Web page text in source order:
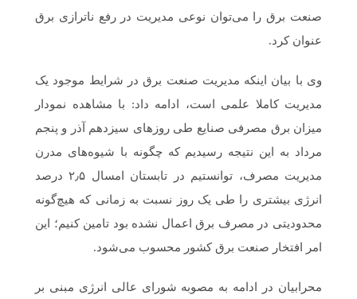
صنعت برق را می‌توان نوعی مدیریت در رفع ناترازی برق
عنوان کرد.
وی با بیان اینکه مدیریت صنعت برق در شرایط موجود یک
مدیریت کاملا علمی است، ادامه داد: با مشاهده نمودار
میزان برق مصرفی صنایع طی روزهای سیزدهم آذر و پنجم
مرداد به این نتیجه رسیدیم که چگونه با شیوه‌های مدرن
مدیریت مصرف، توانستیم در تابستان امسال ۲٫۵ درصد
انرژی بیشتری را طی یک روز نسبت به زمانی که هیچ‌گونه
محدودیتی در مصرف برق اعمال نشده بود تامین کنیم؛ این
امر افتخار صنعت برق کشور محسوب می‌شود.
محرابیان در ادامه به مصوبه شورای عالی انرژی مبنی بر